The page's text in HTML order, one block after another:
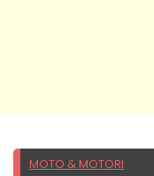
MOTO & MOTORI